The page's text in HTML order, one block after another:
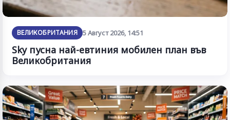
ВЕЛИКОБРИТАНИЯ 5 Август 2026, 14:51
Sky пусна най-евтиния мобилен план във
Великобритания